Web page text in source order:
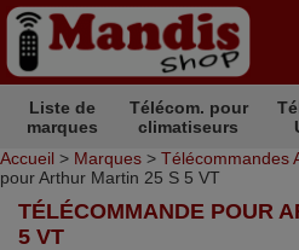
Liste de
marques
Télécom. pour
climatiseurs
Accueil > Marques > Télécommandes
pour Arthur Martin 25 S 5 VT
TÉLÉCOMMANDE POUR
5 VT